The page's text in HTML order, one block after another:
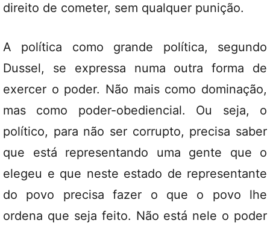
direito de cometer, sem qualquer punição.
A política como grande política, segundo
Dussel, se expressa numa outra forma de
exercer o poder. Não mais como dominação,
mas como poder-obediencial. Ou seja, o
político, para não ser corrupto, precisa saber
que está representando uma gente que o
elegeu e que neste estado de representante
do povo precisa fazer o que o povo lhe
ordena que seja feito. Não está nele o poder